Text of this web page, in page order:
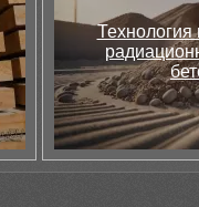
Технология